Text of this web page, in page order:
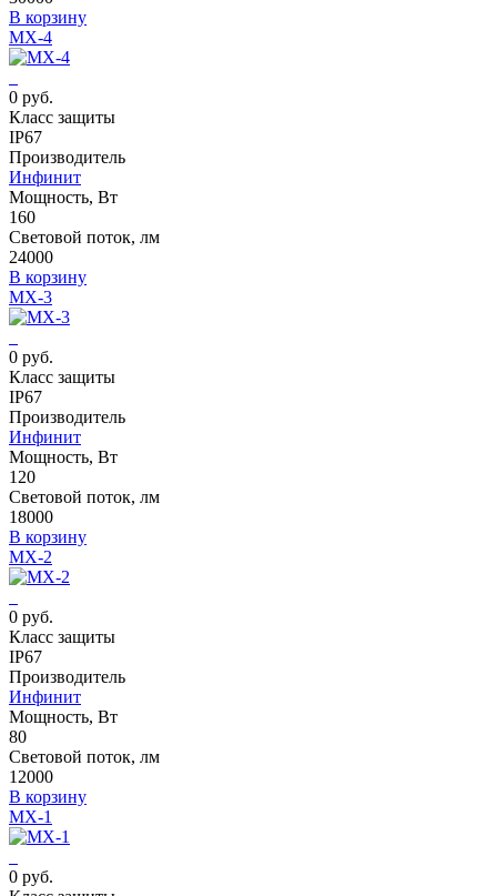
В корзину
MX-4
0 руб.
Класс защиты
IP67
Производитель
Инфинит
Мощность, Вт
160
Световой поток, лм
24000
В корзину
MX-3
0 руб.
Класс защиты
IP67
Производитель
Инфинит
Мощность, Вт
120
Световой поток, лм
18000
В корзину
MX-2
0 руб.
Класс защиты
IP67
Производитель
Инфинит
Мощность, Вт
80
Световой поток, лм
12000
В корзину
MX-1
0 руб.